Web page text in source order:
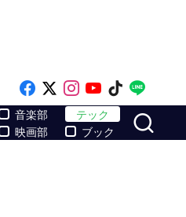
Like on Facebook
Follow on x
Follow on
Follow on
Follow
音楽部
映画部
テック
ブック